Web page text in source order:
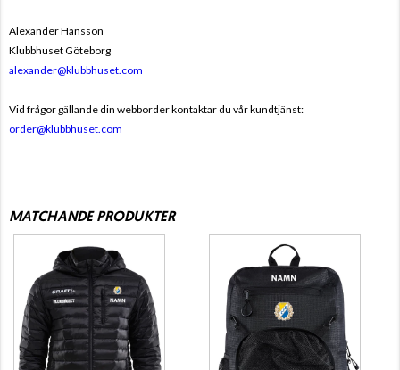
Alexander Hansson
Klubbhuset Göteborg
alexander@klubbhuset.com
Vid frågor gällande din webborder kontaktar du vår kundtjänst:
order@klubbhuset.com
MATCHANDE PRODUKTER